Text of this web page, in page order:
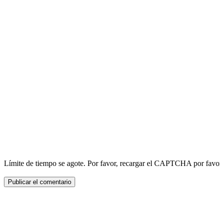
Límite de tiempo se agote. Por favor, recargar el CAPTCHA por